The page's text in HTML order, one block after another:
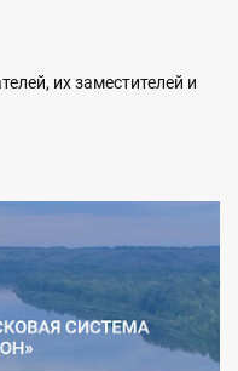
их заместителей и